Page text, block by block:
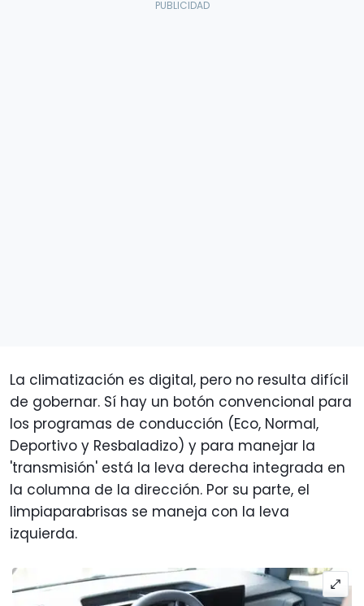
La climatización es digital, pero no resulta difícil
de gobernar. Sí hay un botón convencional para
los programas de conducción (Eco, Normal,
Deportivo y Resbaladizo) y para manejar la
'transmisión' está la leva derecha integrada en
la columna de la dirección. Por su parte, el
limpiaparabrisas se maneja con la leva
izquierda.